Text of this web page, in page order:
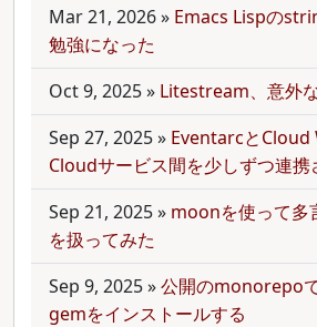
Mar 21, 2026» Emacs Lispの
勉強になった
Oct 9, 2025» Litestream、意外
Sep 27, 2025» Eventarcと
Cloudサービス間を少しずつ連携
Sep 21, 2025» moonを使って
を扱ってみた
Sep 9, 2025»公開のmonorepo
gemをインストールする